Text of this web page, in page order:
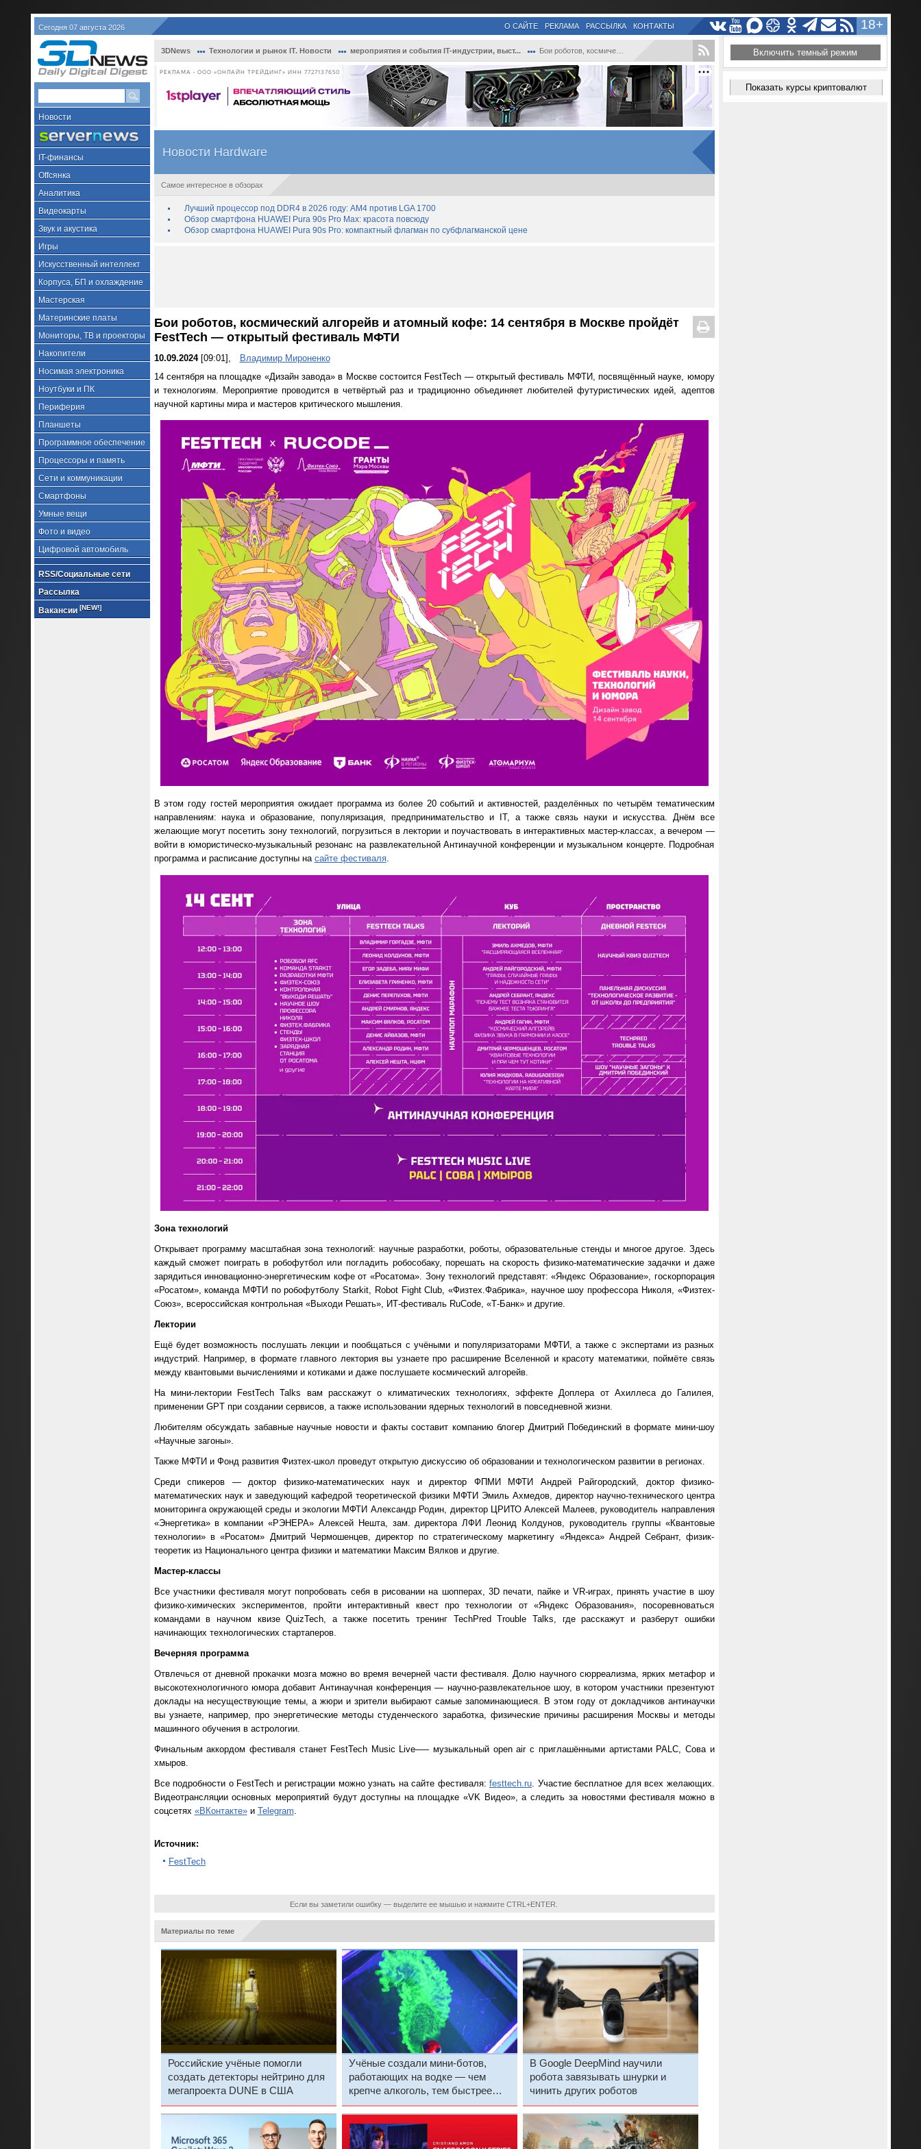
Сегодня 07 августа 2026 18+
О САЙТЕ РЕКЛАМА РАССЫЛКА КОНТАКТЫ
Новости
IT-финансы
Offсянка
Аналитика
Видеокарты
Звук и акустика
Игры
Искусственный интеллект
Корпуса, БП и охлаждение
Мастерская
Материнские платы
Мониторы, ТВ и проекторы
Накопители
Носимая электроника
Ноутбуки и ПК
Периферия
Планшеты
Программное обеспечение
Процессоры и память
Сети и коммуникации
Смартфоны
Умные вещи
Фото и видео
Цифровой автомобиль
RSS/Социальные сети
Рассылка
Вакансии [NEW!]
3DNews Технологии и рынок IT. Новости мероприятия и события IT-индустрии, выст... Бои роботов, космический алгорейв и атом...
РЕКЛАМА • ООО «ОНЛАЙН ТРЕЙДИНГ» ИНН 7727137650
Новости Hardware
Самое интересное в обзорах
Лучший процессор под DDR4 в 2026 году: AM4 против LGA 1700
Обзор смартфона HUAWEI Pura 90s Pro Max: красота повсюду
Обзор смартфона HUAWEI Pura 90s Pro: компактный флагман по субфлагманской цене
Бои роботов, космический алгорейв и атомный кофе: 14 сентября в Москве пройдёт
FestTech — открытый фестиваль МФТИ
10.09.2024[09:01],
Владимир Мироненко
14 сентября на площадке «Дизайн завода» в Москве состоится FestTech — открытый фестиваль МФТИ, посвящённый науке, юмору
и технологиям. Мероприятие проводится в четвёртый раз и традиционно объединяет любителей футуристических идей, адептов
научной картины мира и мастеров критического мышления.
В этом году гостей мероприятия ожидает программа из более 20 событий и активностей, разделённых по четырём тематическим
направлениям: наука и образование, популяризация, предпринимательство и IT, а также связь науки и искусства. Днём все
желающие могут посетить зону технологий, погрузиться в лектории и поучаствовать в интерактивных мастер-классах, а вечером —
войти в юмористическо-музыкальный резонанс на развлекательной Антинаучной конференции и музыкальном концерте. Подробная
программа и расписание доступны на сайте фестиваля.
Зона технологий
Открывает программу масштабная зона технологий: научные разработки, роботы, образовательные стенды и многое другое. Здесь
каждый сможет поиграть в робофутбол или погладить робособаку, порешать на скорость физико-математические задачки и даже
зарядиться инновационно-энергетическим кофе от «Росатома». Зону технологий представят: «Яндекс Образование», госкорпорация
«Росатом», команда МФТИ по робофутболу Starkit, Robot Fight Club, «Физтех.Фабрика», научное шоу профессора Николя, «Физтех-
Союз», всероссийская контрольная «Выходи Решать», ИТ-фестиваль RuСode, «Т-Банк» и другие.
Лектории
Ещё будет возможность послушать лекции и пообщаться с учёными и популяризаторами МФТИ, а также с экспертами из разных
индустрий. Например, в формате главного лектория вы узнаете про расширение Вселенной и красоту математики, поймёте связь
между квантовыми вычислениями и котиками и даже послушаете космический алгорейв.
На мини-лектории FestTech Talks вам расскажут о климатических технологиях, эффекте Доплера от Ахиллеса до Галилея,
применении GPT при создании сервисов, а также использовании ядерных технологий в повседневной жизни.
Любителям обсуждать забавные научные новости и факты составит компанию блогер Дмитрий Побединский в формате мини-шоу
«Научные загоны».
Также МФТИ и Фонд развития Физтех-школ проведут открытую дискуссию об образовании и технологическом развитии в регионах.
Среди спикеров — доктор физико-математических наук и директор ФПМИ МФТИ Андрей Райгородский, доктор физико-
математических наук и заведующий кафедрой теоретической физики МФТИ Эмиль Ахмедов, директор научно-технического центра
мониторинга окружающей среды и экологии МФТИ Александр Родин, директор ЦРИТО Алексей Малеев, руководитель направления
«Энергетика» в компании «РЭНЕРА» Алексей Нешта, зам. директора ЛФИ Леонид Колдунов, руководитель группы «Квантовые
технологии» в «Росатом» Дмитрий Чермошенцев, директор по стратегическому маркетингу «Яндекса» Андрей Себрант, физик-
теоретик из Национального центра физики и математики Максим Вялков и другие.
Мастер-классы
Все участники фестиваля могут попробовать себя в рисовании на шопперах, 3D печати, пайке и VR-играх, принять участие в шоу
физико-химических экспериментов, пройти интерактивный квест про технологии от «Яндекс Образования», посоревноваться
командами в научном квизе QuizTech, а также посетить тренинг TechPred Trouble Talks, где расскажут и разберут ошибки
начинающих технологических стартаперов.
Вечерняя программа
Отвлечься от дневной прокачки мозга можно во время вечерней части фестиваля. Долю научного сюрреализма, ярких метафор и
высокотехнологичного юмора добавит Антинаучная конференция — научно-развлекательное шоу, в котором участники презентуют
доклады на несуществующие темы, а жюри и зрители выбирают самые запоминающиеся. В этом году от докладчиков антинаучки
вы узнаете, например, про энергетические методы студенческого заработка, физические причины расширения Москвы и методы
машинного обучения в астрологии.
Финальным аккордом фестиваля станет FestTech Music Live—– музыкальный open air с приглашёнными артистами PALC, Сова и
хмыров.
Все подробности о FestTech и регистрации можно узнать на сайте фестиваля: festtech.ru . Участие бесплатное для всех желающих.
Видеотрансляции основных мероприятий будут доступны на площадке «VK Видео», а следить за новостями фестиваля можно в
соцсетях «ВКонтакте»и Telegram
Источник:
FestTech
Если вы заметили ошибку — выделите ее мышью и нажмите CTRL+ENTER.
Материалы по теме
Российские учёные помогли
создать детекторы нейтрино для
мегапроекта DUNE в США
Учёные создали мини-ботов,
работающих на водке — чем
крепче алкоголь, тем быстрее
они плывут
В Google DeepMind научили
робота завязывать шнурки и
чинить других роботов
Включить темный режим
Показать курсы криптовалют